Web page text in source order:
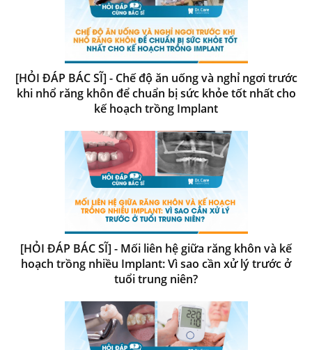
[HỎI ĐÁP BÁC SĨ] - Chế độ ăn uống và nghỉ ngơi trước
khi nhổ răng khôn để chuẩn bị sức khỏe tốt nhất cho
kế hoạch trồng Implant
[HỎI ĐÁP BÁC SĨ] - Mối liên hệ giữa răng khôn và kế
hoạch trồng nhiều Implant: Vì sao cần xử lý trước ở
tuổi trung niên?